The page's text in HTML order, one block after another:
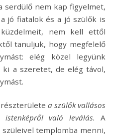
serdülő nem kap figyelmet,
jó fiatalok és a jó szülők is
nem kell ettől
tanuljuk, hogy megfelelő
elég közel legyünk
a szeretet, de elég távol,
részterülete a szülők vallásos
való leválás. A
templomba menni,